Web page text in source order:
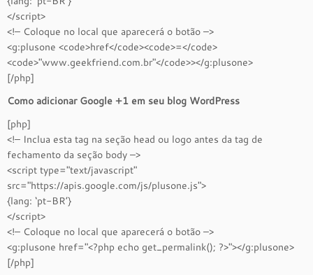
</script>
<!– Coloque no local que aparecerá o botão –>
<g:plusone <code>href</code><code>=</code>
<code>"www.geekfriend.com.br"</code>></g:plusone>
[/php]
Como adicionar Google +1 em seu blog WordPress
[php]
<!– Inclua esta tag na seção head ou logo antes da tag de
fechamento da seção body –>
<script type="text/javascript"
src="https://apis.google.com/js/plusone.js">
{lang: ‘pt-BR’}
</script>
<!– Coloque no local que aparecerá o botão –>
<g:plusone href="<?php echo get_permalink(); ?>"></g:plusone>
[/php]